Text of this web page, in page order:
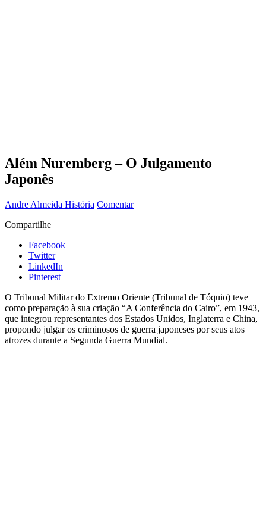
Além Nuremberg – O Julgamento
Japonês
Andre Almeida História Comentar
Compartilhe
Facebook
Twitter
LinkedIn
Pinterest
O Tribunal Militar do Extremo Oriente (Tribunal de Tóquio) teve
como preparação à sua criação “A Conferência do Cairo”, em 1943,
que integrou representantes dos Estados Unidos, Inglaterra e China,
propondo julgar os criminosos de guerra japoneses por seus atos
atrozes durante a Segunda Guerra Mundial.